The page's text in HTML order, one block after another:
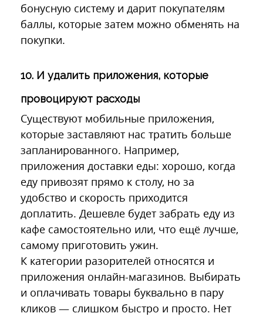
бонусную систему и дарит покупателям
баллы, которые затем можно обменять на
покупки.
10. И удалить приложения, которые
провоцируют расходы
Существуют мобильные приложения,
которые заставляют нас тратить больше
запланированного. Например,
приложения доставки еды: хорошо, когда
еду привозят прямо к столу, но за
удобство и скорость приходится
доплатить. Дешевле будет забрать еду из
кафе самостоятельно или, что ещё лучше,
самому приготовить ужин.
К категории разорителей относятся и
приложения онлайн-магазинов. Выбирать
и оплачивать товары буквально в пару
кликов — слишком быстро и просто. Нет